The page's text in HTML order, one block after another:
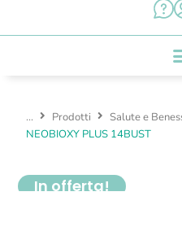
... Prodotti Salute e
NEOBIOXY PLUS 14BUST
In offerta!